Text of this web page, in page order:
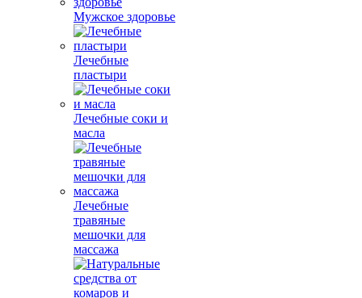
Мужское здоровье
Лечебные
пластыри
Лечебные соки и
масла
Лечебные
травяные
мешочки для
массажа